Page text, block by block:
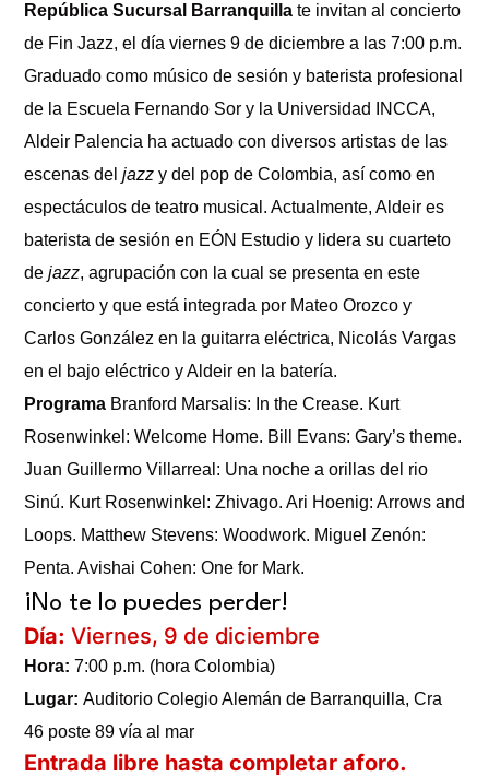
+diurnos
República Sucursal Barranquilla te invitan al concierto
de Fin Jazz, el día viernes 9 de diciembre a las 7:00 p.m.
Graduado como músico de sesión y baterista profesional
de la Escuela Fernando Sor y la Universidad INCCA,
Aldeir Palencia ha actuado con diversos artistas de las
escenas del jazz y del pop de Colombia, así como en
espectáculos de teatro musical. Actualmente, Aldeir es
baterista de sesión en EÓN Estudio y lidera su cuarteto
de jazz, agrupación con la cual se presenta en este
concierto y que está integrada por Mateo Orozco y
Carlos González en la guitarra eléctrica, Nicolás Vargas
en el bajo eléctrico y Aldeir en la batería.
Programa Branford Marsalis: In the Crease. Kurt
Rosenwinkel: Welcome Home. Bill Evans: Gary’s theme.
Juan Guillermo Villarreal: Una noche a orillas del rio
Sinú. Kurt Rosenwinkel: Zhivago. Ari Hoenig: Arrows and
Loops. Matthew Stevens: Woodwork. Miguel Zenón:
Penta. Avishai Cohen: One for Mark.
¡No te lo puedes perder!
Día: Viernes, 9 de diciembre
Hora: 7:00 p.m. (hora Colombia)
Lugar: Auditorio Colegio Alemán de Barranquilla, Cra
46 poste 89 vía al mar
Entrada libre hasta completar aforo.